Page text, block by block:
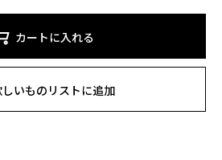
カートに入れる
いものリストに追加